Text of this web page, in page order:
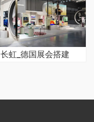
长虹_德国展会搭建